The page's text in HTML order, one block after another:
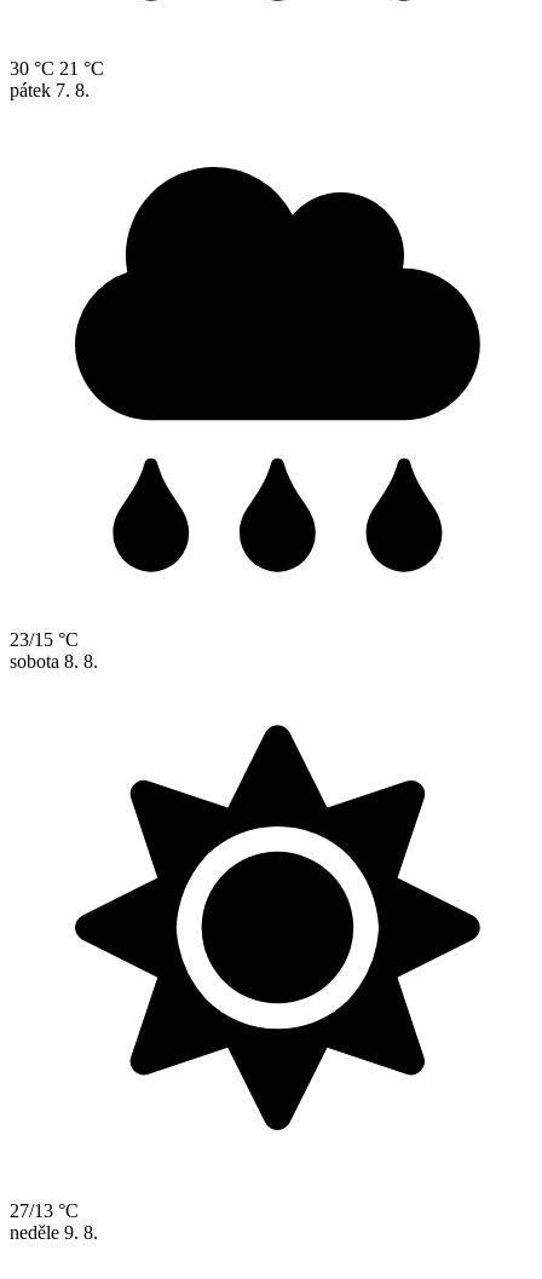
30 °C 21 °C
pátek 7. 8.
23/15 °C
sobota 8. 8.
27/13 °C
neděle 9. 8.